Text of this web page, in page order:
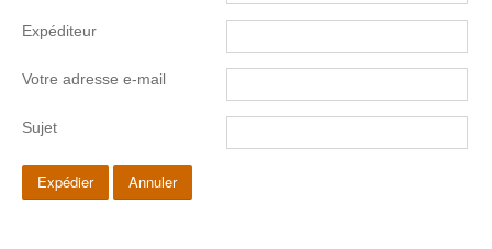
Expéditeur
Votre adresse e-mail
Sujet
Expédier Annuler